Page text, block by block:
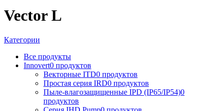
Vector L
Категории
Все продукты
Innovert0 продуктов
Векторные ITD0 продуктов
Простая серия IRD0 продуктов
Пыле-влагозащищенные IPD (IP65/IP54)0
продуктов